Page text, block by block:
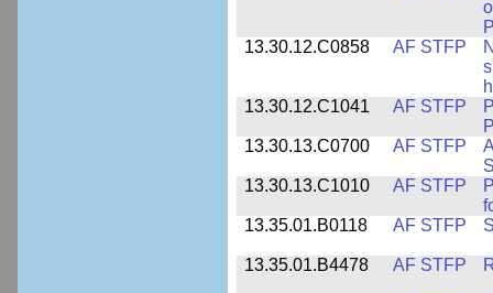
13.30.12.C0858
AF STFP
13.30.12.C1041
AF STFP
13.30.13.C0700
AF STFP
13.30.13.C1010
AF STFP
13.35.01.B0118
AF STFP
13.35.01.B4478 AF STFP